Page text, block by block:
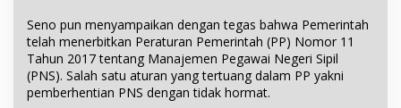
Seno pun menyampaikan dengan tegas bahwa Pemerintah
telah menerbitkan Peraturan Pemerintah (PP) Nomor 11
Tahun 2017 tentang Manajemen Pegawai Negeri Sipil
(PNS). Salah satu aturan yang tertuang dalam PP yakni
pemberhentian PNS dengan tidak hormat.